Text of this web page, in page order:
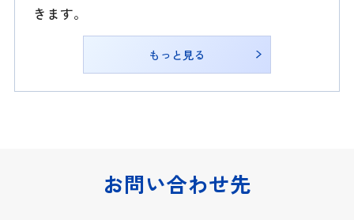
きます。
もっと見る
お問い合わせ先